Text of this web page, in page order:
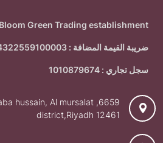
Bloom Green Trading establishment
ضريبة القيمة المضافة : 314322559100003
سجل تجاري : 1010879674
aba hussain, Al mursalat
district,Riyadh 12461